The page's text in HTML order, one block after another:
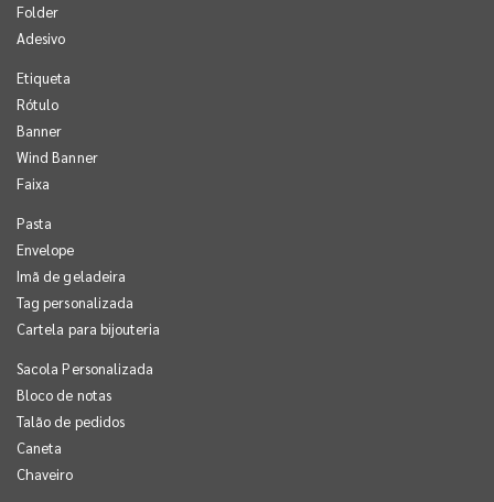
Folder
Adesivo
Etiqueta
Rótulo
Banner
Wind Banner
Faixa
Pasta
Envelope
Imã de geladeira
Tag personalizada
Cartela para bijouteria
Sacola Personalizada
Bloco de notas
Talão de pedidos
Caneta
Chaveiro